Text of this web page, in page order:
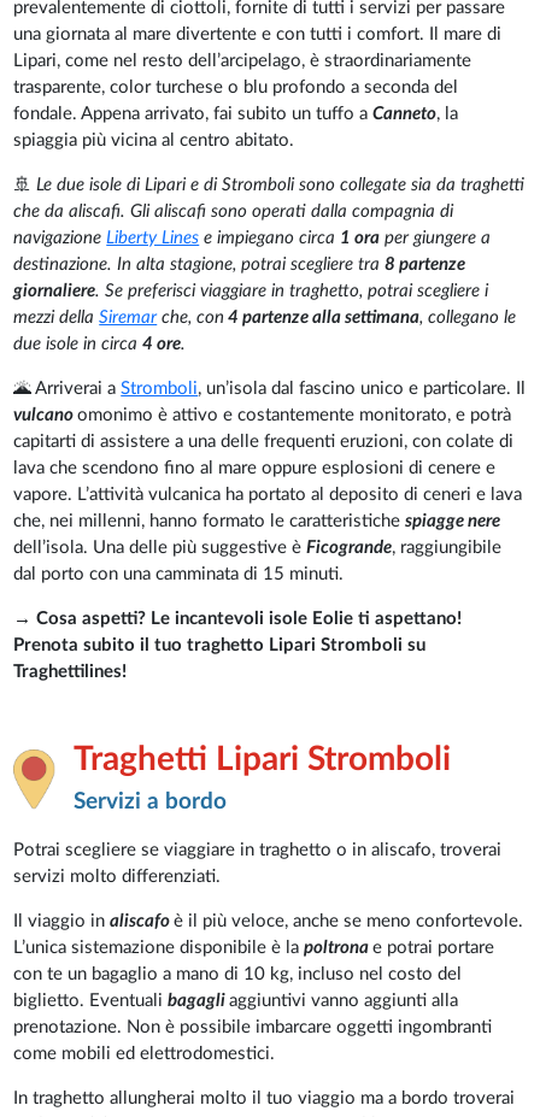
prevalentemente di ciottoli, fornite di tutti i servizi per passare
una giornata al mare divertente e con tutti i comfort. Il mare di
Lipari, come nel resto dell’arcipelago, è straordinariamente
trasparente, color turchese o blu profondo a seconda del
fondale. Appena arrivato, fai subito un tuffo aCanneto, la
spiaggia più vicina al centro abitato.
🚢 Le due isole di Lipari e di Stromboli sono collegate sia da traghetti
che da aliscafi. Gli aliscafi sono operati dalla compagnia di
navigazioneLiberty Lines e impiegano circa 1 ora per giungere a
destinazione. In alta stagione, potrai scegliere tra8 partenze
giornaliere. Se preferisci viaggiare in traghetto, potrai scegliere i
mezzi dellaSiremarche, con 4 partenze alla settimana, collegano le
due isole in circa4 ore.
🌋 Arriverai aStromboli, un’isola dal fascino unico e particolare. Il
vulcanoomonimo è attivo e costantemente monitorato, e potrà
capitarti di assistere a una delle frequenti eruzioni, con colate di
lava che scendono fino al mare oppure esplosioni di cenere e
vapore. L’attività vulcanica ha portato al deposito di ceneri e lava
che, nei millenni, hanno formato le caratteristichespiagge nere
dell’isola. Una delle più suggestive èFicogrande, raggiungibile
dal porto con una camminata di 15 minuti.
→Cosa aspetti? Le incantevoli isole Eolie ti aspettano!
Prenota subito il tuo traghetto Lipari Stromboli su
Traghettilines!
Traghetti Lipari Stromboli
Servizi a bordo
Potrai scegliere se viaggiare in traghetto o in aliscafo, troverai
servizi molto differenziati.
Il viaggio inaliscafoè il più veloce, anche se meno confortevole.
L’unica sistemazione disponibile è lapoltronae potrai portare
con te un bagaglio a mano di 10 kg, incluso nel costo del
biglietto. Eventualibagagliaggiuntivi vanno aggiunti alla
prenotazione. Non è possibile imbarcare oggetti ingombranti
come mobili ed elettrodomestici.
In traghetto allungherai molto il tuo viaggio ma a bordo troverai